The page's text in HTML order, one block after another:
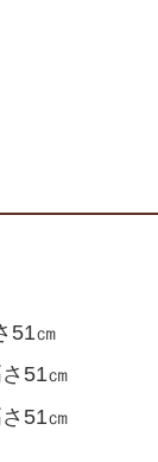
51㎝
51㎝
51㎝